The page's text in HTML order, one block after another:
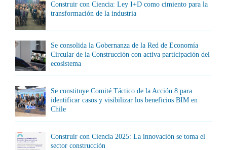
Construir con Ciencia: Ley I+D como cimiento para la
transformación de la industria
Se consolida la Gobernanza de la Red de Economía
Circular de la Construcción con activa participación del
ecosistema
Se constituye Comité Táctico de la Acción 8 para
identificar casos y visibilizar los beneficios BIM en
Chile
Construir con Ciencia 2025: La innovación se toma el
sector construcción